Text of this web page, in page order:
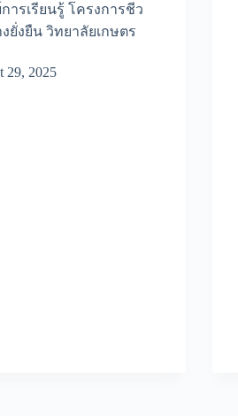
ารเรียนรู้ โครงการชีว
ยั่งยืน วิทยาลัยเกษตร
29, 2025